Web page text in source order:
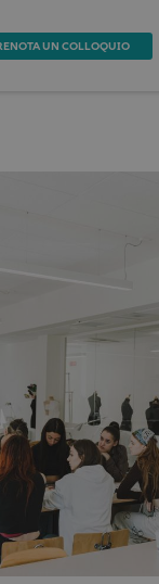
UN COLLOQUIO